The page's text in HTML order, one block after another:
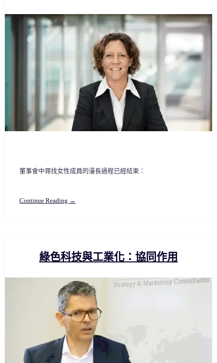
董事會中尋找女性成員的漫長過程已經結束：
Continue Reading →
綠色科技與工業化：協同作用